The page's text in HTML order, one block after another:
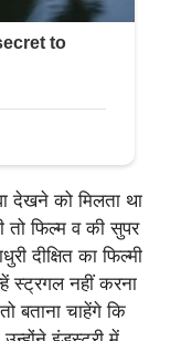
देखने को मिलता था
फिल्म व की सुपर
दीक्षित का फिल्मी
स्ट्रगल नहीं करना
बताना चाहेंगे कि